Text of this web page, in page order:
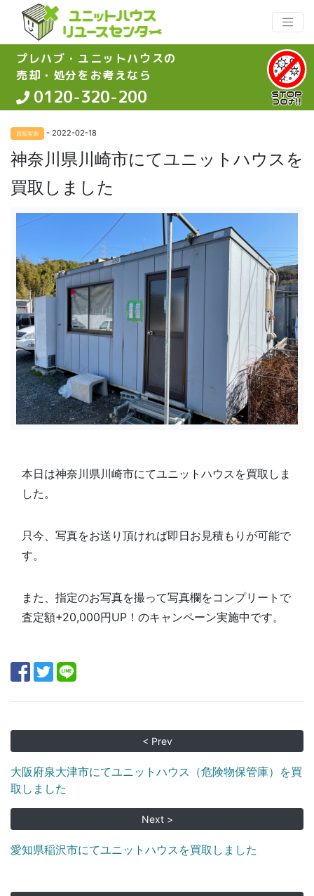
プレハブ・ユニットハウスの
売却・処分をお考えなら
0120-320-200
買取実例 - 2022-02-18
神奈川県川崎市にてユニットハウスを
買取しました
本日は神奈川県川崎市にてユニットハウスを買取しま
した。
只今、写真をお送り頂ければ即日お見積もりが可能で
す。
また、指定のお写真を撮って写真欄をコンプリートで
査定額+20,000円UP！のキャンペーン実施中です。
< Prev
大阪府泉大津市にてユニットハウス（危険物保管庫）を買
取しました
Next >
愛知県稲沢市にてユニットハウスを買取しました